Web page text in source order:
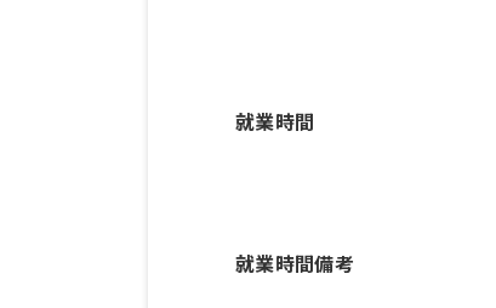
就業時間
就業時間備考